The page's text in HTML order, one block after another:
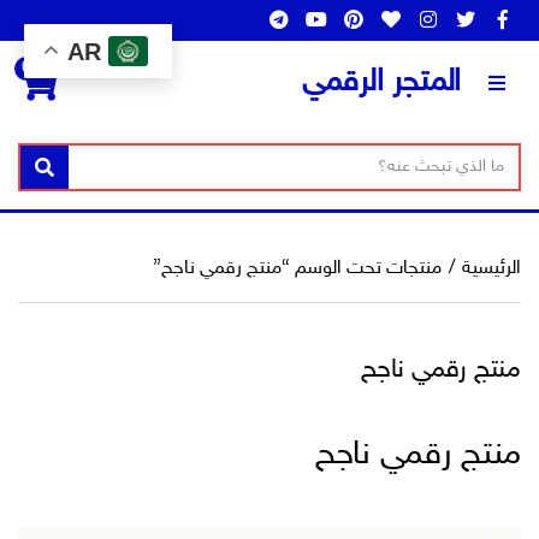
المتجر الرقمي
س
ا
ن
ف
ص
ا
ب
ح
بحث
0
الرئيسية / منتجات تحت الوسم “منتج رقمي ناجح”
منتج رقمي ناجح
منتج رقمي ناجح
AR